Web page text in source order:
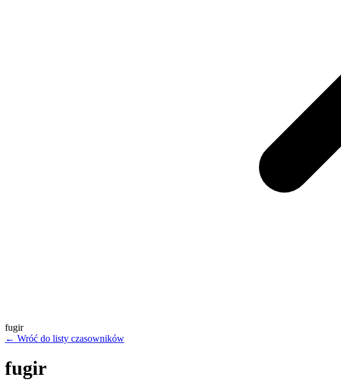
fugir
← Wróć do listy czasowników
fugir